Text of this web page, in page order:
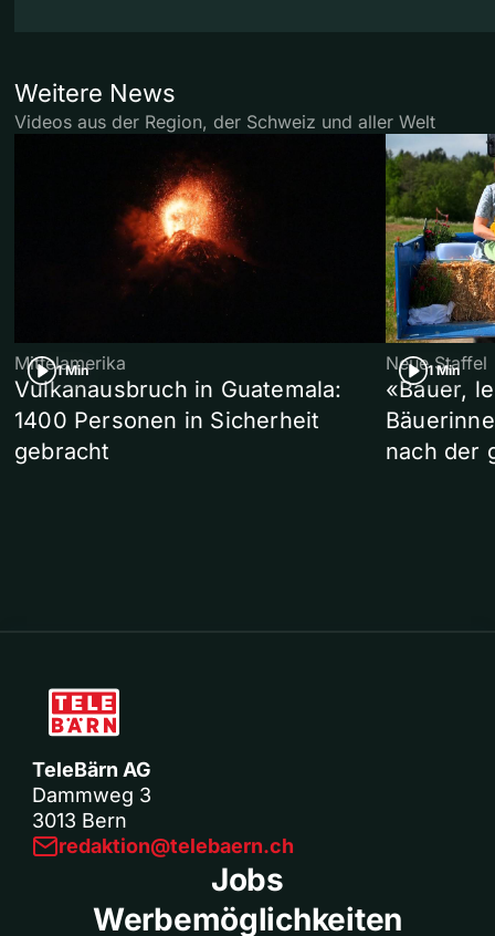
Weitere News
Videos aus der Region, der Schweiz und aller Welt
1 Min
Mittelamerika
Vulkanausbruch in Guatemala:
1400 Personen in Sicherheit
gebracht
1 Min
Neue Staffel
«Bauer,
nach der
TeleBärn AG
Dammweg 3
3013 Bern
redaktion@telebaern.ch
Jobs
Werbemöglichkeiten